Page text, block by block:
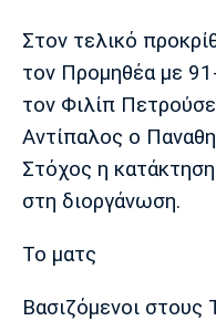
Cine Spot
Running
Πρόγραμμα TV
Μπαρτσελόνα
Στον τελικό
τον Προμηθέα με
τον Φιλίπ
Αντίπαλος ο
Στόχος η
στη διοργάνωση.
Το ματς
Βασιζόμενοι στους